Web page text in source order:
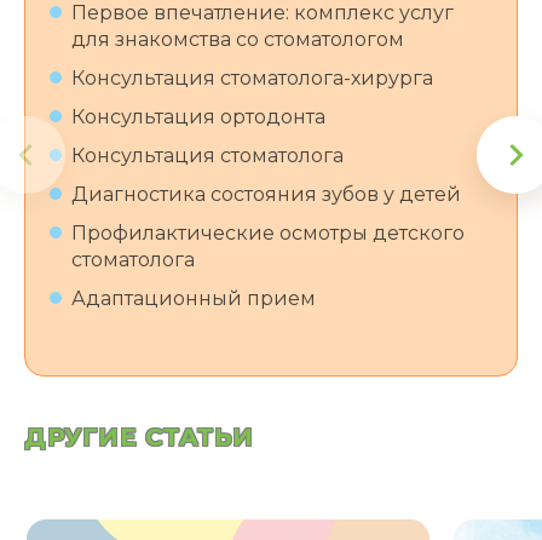
Первое впечатление: комплекс услуг
для знакомства со стоматологом
Консультация стоматолога-хирурга
Консультация ортодонта
Консультация стоматолога
Диагностика состояния зубов у детей
Профилактические осмотры детского
стоматолога
Адаптационный прием
ДРУГИЕ СТАТЬИ